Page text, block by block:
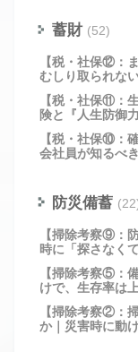
蓄財 (52)
【税・社保⑫：
むしり取られな
【税・社保⑪：
険と『人生防御力
【税・社保⑩：
会社員が知るべ
防災備蓄
【掃除考察⑨：
時に「探さなく
【掃除考察⑤：
けで、生存率は
【掃除考察②：
か｜災害時に動